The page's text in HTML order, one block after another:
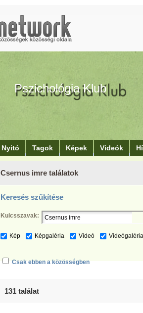
Pszichológia Klub
Nyitó Tagok Képek Videók
Csernus imre találatok
Keresés szűkítése
Kulcsszavak:
Kép Képgaléria Videó Videógaléria
Csak ebben a közösségben
131 találat